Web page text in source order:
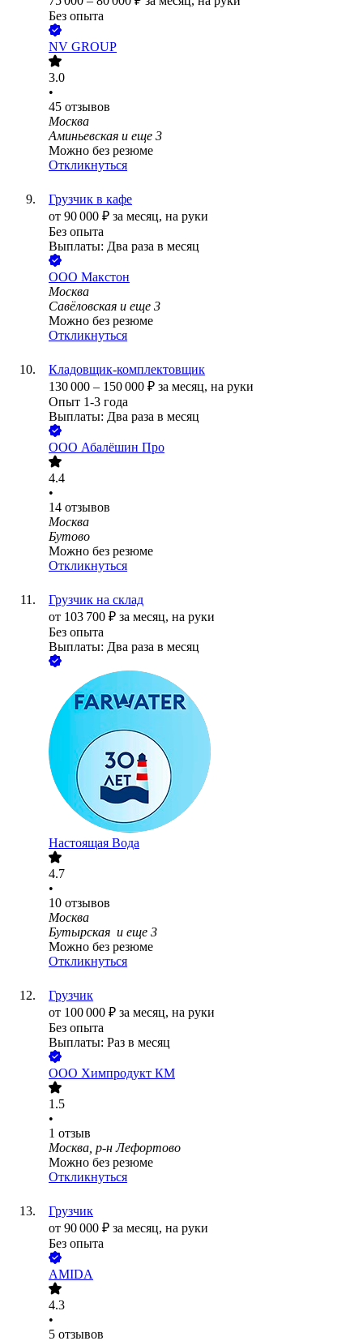
Без опыта
NV GROUP
3.0
•
45 отзывов
Москва
Аминьевская и еще 3
Можно без резюме
Откликнуться
Грузчик в кафе
от 90 000 ₽ за месяц, на руки
Без опыта
Выплаты: Два раза в месяц
ООО Макстон
Москва
Савёловская и еще 3
Можно без резюме
Откликнуться
Кладовщик-комплектовщик
130 000 – 150 000 ₽ за месяц, на руки
Опыт 1-3 года
Выплаты: Два раза в месяц
ООО Абалёшин Про
4.4
•
14 отзывов
Москва
Бутово
Можно без резюме
Откликнуться
Грузчик на склад
от 103 700 ₽ за месяц, на руки
Без опыта
Выплаты: Два раза в месяц
Настоящая Вода
4.7
•
10 отзывов
Москва
Бутырская и еще 3
Можно без резюме
Откликнуться
Грузчик
от 100 000 ₽ за месяц, на руки
Без опыта
Выплаты: Раз в месяц
ООО Химпродукт КМ
1.5
•
1 отзыв
Москва, р-н Лефортово
Можно без резюме
Откликнуться
Грузчик
от 90 000 ₽ за месяц, на руки
Без опыта
AMIDA
4.3
•
5 отзывов